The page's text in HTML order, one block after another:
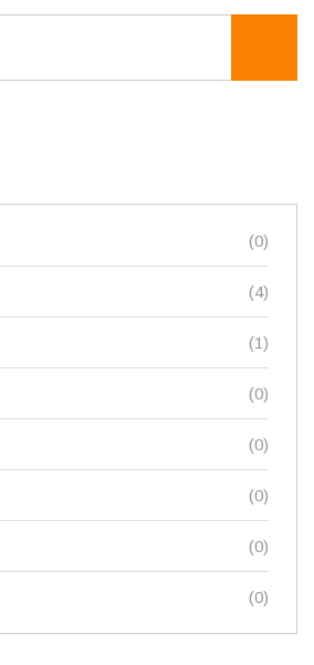
(0)
(4)
(1)
(0)
(0)
(0)
(0)
(0)